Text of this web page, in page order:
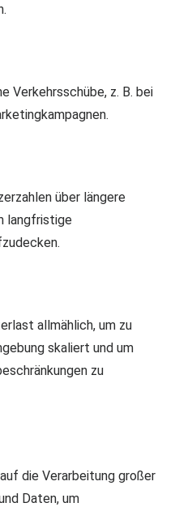
Verkehrsschübe, z. B. bei
über längere
langfristige
allmählich, um zu
skaliert und um
zu
die Verarbeitung großer
Daten, um